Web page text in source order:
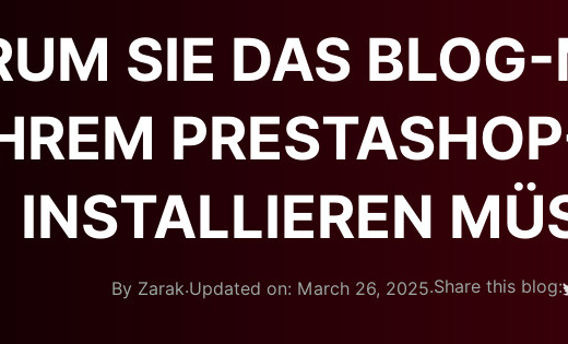
SIE DAS
INSTALLIEREN
By Zarak.Updated on: March 26, 2025.Share this blog: